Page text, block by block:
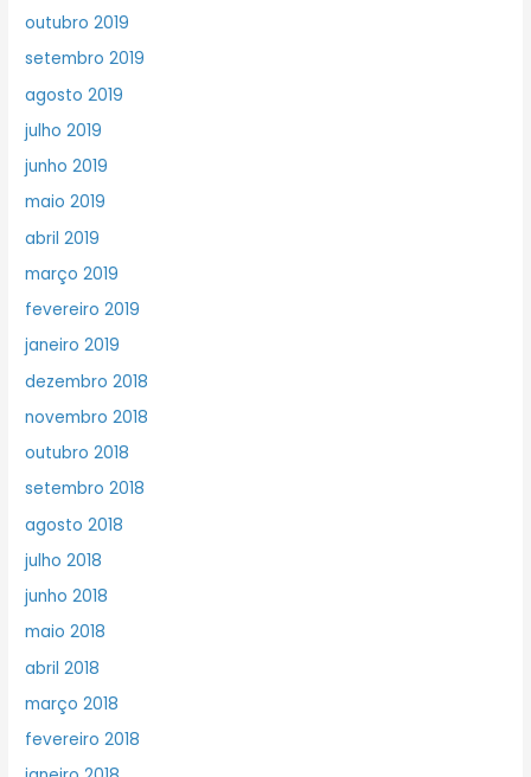
outubro 2019
setembro 2019
agosto 2019
julho 2019
junho 2019
maio 2019
abril 2019
março 2019
fevereiro 2019
janeiro 2019
dezembro 2018
novembro 2018
outubro 2018
setembro 2018
agosto 2018
julho 2018
junho 2018
maio 2018
abril 2018
março 2018
fevereiro 2018